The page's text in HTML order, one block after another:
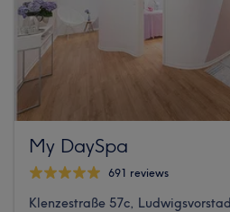
My DaySpa
691 reviews
Klenzestraße 57c,